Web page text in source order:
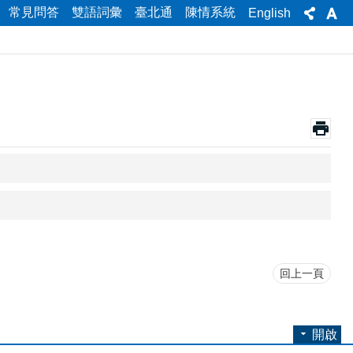
常見問答 雙語詞彙 臺北通 陳情系統 English 進階搜尋
回上一頁
開啟